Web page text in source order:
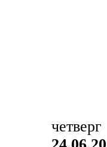
четверг